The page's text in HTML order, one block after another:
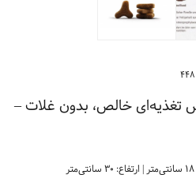
تغذیه‌ای خالص، بدون غلات –